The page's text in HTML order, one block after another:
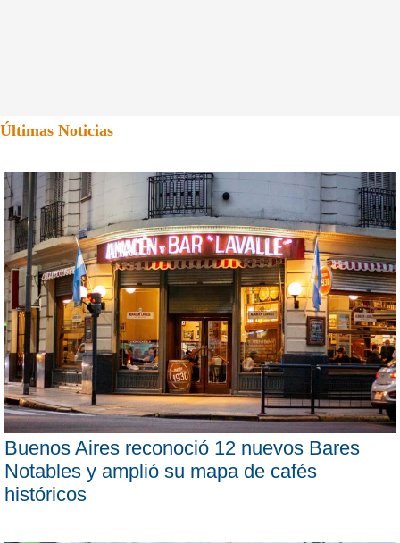
Últimas Noticias
Buenos Aires reconoció 12 nuevos Bares
Notables y amplió su mapa de cafés
históricos